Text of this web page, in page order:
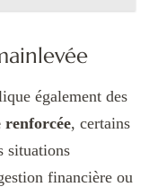
également des
renforcée, certains
situations
financière ou